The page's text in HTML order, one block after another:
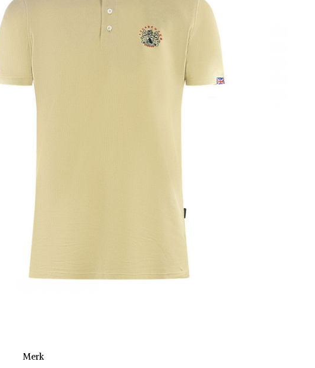
Merk